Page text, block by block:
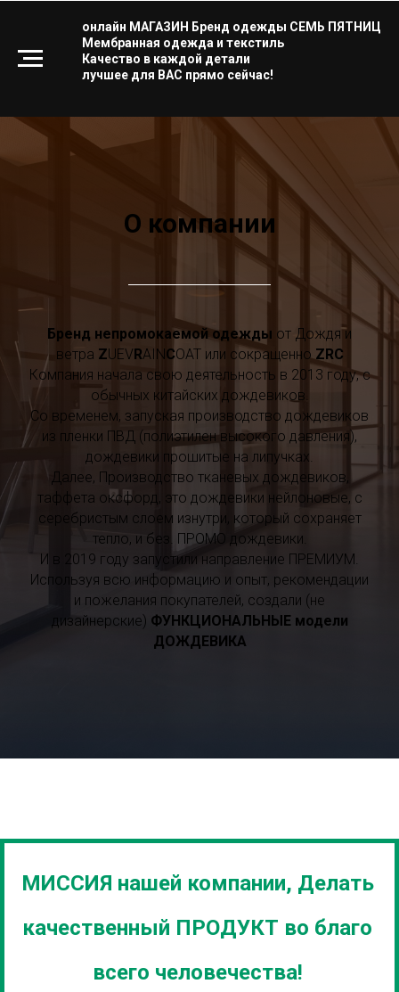
онлайн МАГАЗИН Бренд одежды СЕМЬ ПЯТНИЦ
Мембранная одежда и текстиль
Качество в каждой детали
лучшее для ВАС прямо сейчас!
О компании
Бренд непромокаемой одежды от Дождя и
ветра ZUEVRAINCOAT или сокращенноZRC
Компания начала свою деятельность в 2013 году, с
обычных китайских дождевиков.
Со временем, запуская производство дождевиков
из пленки ПВД (полиэтилен высокого давления),
дождевики прошитые на липучках.
Далее, Производство тканевых дождевиков,
таффета оксфорд, это дождевики нейлоновые, с
серебристым слоем изнутри, который сохраняет
тепло, и без. ПРОМО дождевики.
И в 2019 году запустили направление ПРЕМИУМ.
Используя всю информацию и опыт, рекомендации
и пожелания покупателей, создали (не
дизайнерские) ФУНКЦИОНАЛЬНЫЕ модели
ДОЖДЕВИКА
МИССИЯ нашей компании, Делать
качественный ПРОДУКТ во благо
всего человечества!